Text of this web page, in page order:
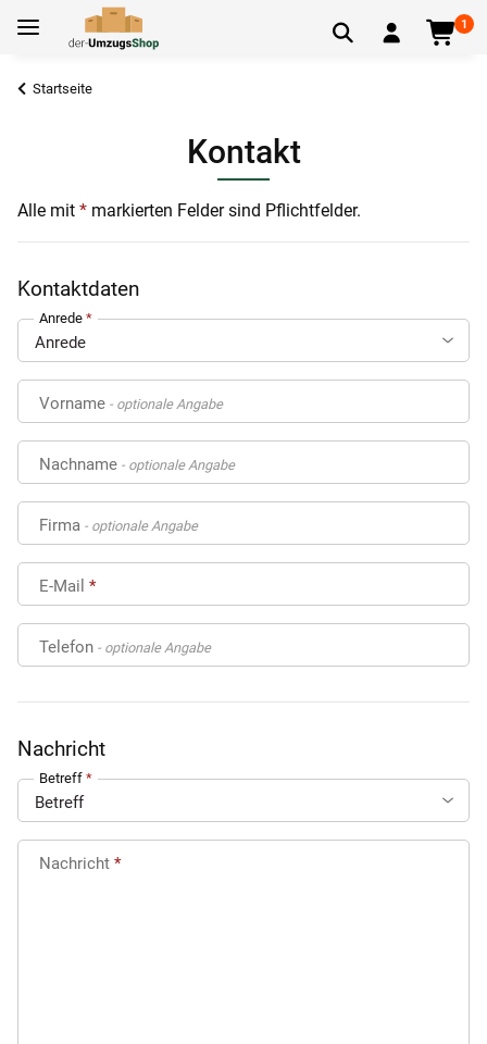
1
Startseite
Kontakt
Alle mit * markierten Felder sind Pflichtfelder.
Kontaktdaten
Anrede
Vorname - optionale Angabe
Nachname - optionale Angabe
Firma - optionale Angabe
E-Mail
Telefon - optionale Angabe
Nachricht
Betreff
Nachricht